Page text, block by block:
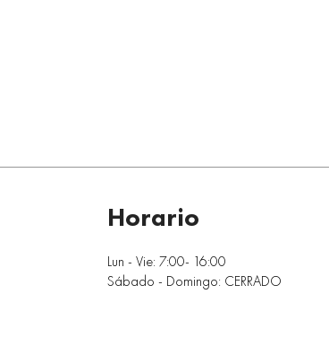
Lun - Vie: 7:00- 16:00
Sábado - Domingo: CERRADO
Horario